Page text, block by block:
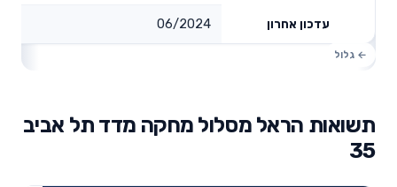
עדכון אחרון 06/2024
תשואות הראל מסלול מחקה מדד תל אביב
35